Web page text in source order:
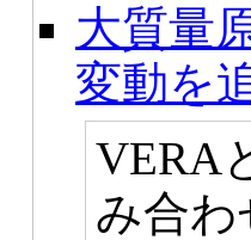
大質量
変動を
VERA
み合わ